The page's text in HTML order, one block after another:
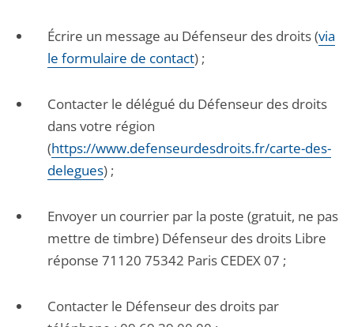
Écrire un message au Défenseur des droits (via
le formulaire de contact) ;
Contacter le délégué du Défenseur des droits
dans votre région
(https://www.defenseurdesdroits.fr/carte-des-
delegues) ;
Envoyer un courrier par la poste (gratuit, ne pas
mettre de timbre) Défenseur des droits Libre
réponse 71120 75342 Paris CEDEX 07 ;
Contacter le Défenseur des droits par